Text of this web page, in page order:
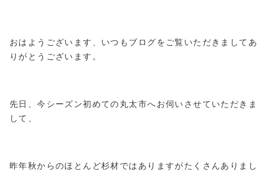
おはようございます、いつもブログをご覧いただきましてあ
りがとうございます。
先日、今シーズン初めての丸太市へお伺いさせていただきま
して、
昨年秋からのほとんど杉材ではありますがたくさんありまし